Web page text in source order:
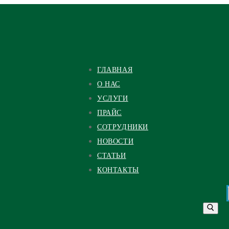
ГЛАВНАЯ
О НАС
УСЛУГИ
ПРАЙС
СОТРУДНИКИ
НОВОСТИ
СТАТЬИ
КОНТАКТЫ